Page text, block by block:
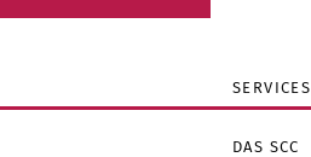
DAS SCC